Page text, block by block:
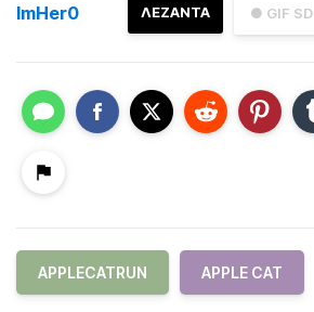
● GIF SD
ΛΕΖΑΝΤΑ
ImHer0
APPLECATRUN APPLE CAT